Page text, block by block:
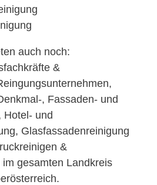
auch noch:
&
, Fassaden- und
Hotel- und
Glasfassadenreinigung
&
gesamten Landkreis